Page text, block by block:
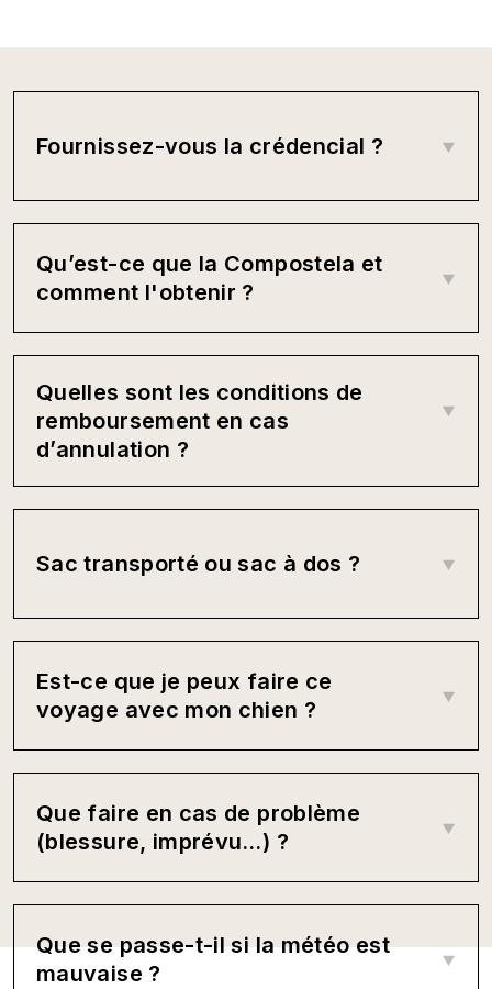
Fournissez-vous la crédencial ?
Qu’est-ce que la Compostela et
comment l'obtenir ?
Quelles sont les conditions de
remboursement en cas
d’annulation ?
Sac transporté ou sac à dos ?
Est-ce que je peux faire ce
voyage avec mon chien ?
Que faire en cas de problème
(blessure, imprévu…) ?
Que se passe-t-il si la météo est
mauvaise ?